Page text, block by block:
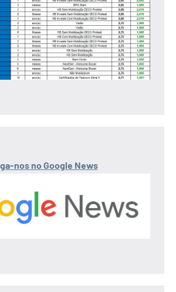
nos no Google News